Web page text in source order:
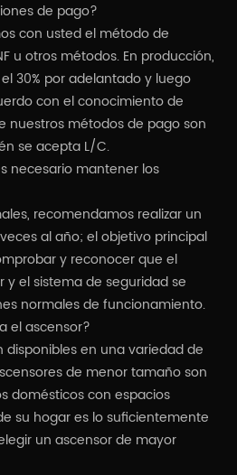
de pago?
con usted el método de
u otros métodos. En producción,
30% por adelantado y luego
con el conocimiento de
nuestros métodos de pago son
se acepta L/C.
necesario mantener los
recomendamos realizar un
al año; el objetivo principal
y reconocer que el
el sistema de seguridad se
normales de funcionamiento.
el ascensor?
disponibles en una variedad de
de menor tamaño son
domésticos con espacios
su hogar es lo suficientemente
un ascensor de mayor